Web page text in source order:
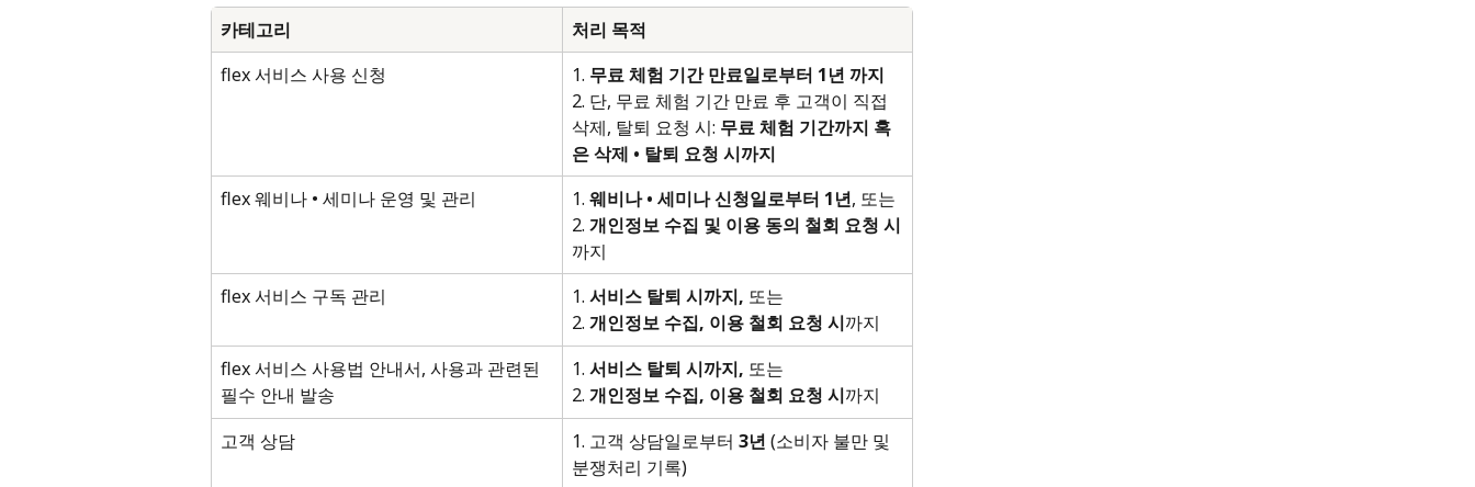
카테고리
처리 목적
flex 서비스 사용 신청
1. 무료 체험 기간 만료일로부터 1년 까지
2. 단, 무료 체험 기간 만료 후 고객이 직접
삭제, 탈퇴 요청 시: 무료 체험 기간까지 혹
은 삭제 • 탈퇴 요청 시까지
flex 웨비나 • 세미나 운영 및 관리
1. 웨비나 • 세미나 신청일로부터 1년, 또는
2. 개인정보 수집 및 이용 동의 철회 요청 시
까지
flex 서비스 구독 관리
1. 서비스 탈퇴 시까지, 또는
2. 개인정보 수집, 이용 철회 요청 시까지
flex 서비스 사용법 안내서, 사용과 관련된
필수 안내 발송
1. 서비스 탈퇴 시까지, 또는
2. 개인정보 수집, 이용 철회 요청 시까지
고객 상담
1. 고객 상담일로부터 3년 (소비자 불만 및
분쟁처리 기록)